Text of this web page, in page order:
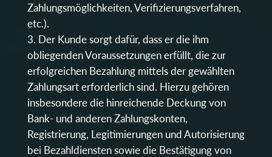
Zahlungsmöglichkeiten, Verifizierungsverfahren,
etc.).
Der Kunde sorgt dafür, dass er die ihm
obliegenden Voraussetzungen erfüllt, die zur
erfolgreichen Bezahlung mittels der gewählten
Zahlungsart erforderlich sind. Hierzu gehören
insbesondere die hinreichende Deckung von
Bank- und anderen Zahlungskonten,
Registrierung, Legitimierungen und Autorisierung
bei Bezahldiensten sowie die Bestätigung von